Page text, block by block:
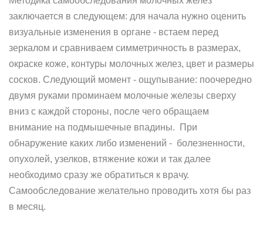
заключается в следующем: для начала нужно оценить
визуальные изменения в органе - встаем перед
зеркалом и сравниваем симметричность в размерах,
окраске коже, контуры молочных желез, цвет и размеры
сосков. Следующий момент - ощупывание: поочередно
двумя руками проминаем молочные железы сверху
вниз с каждой стороны, после чего обращаем
внимание на подмышечные впадины. При
обнаружение каких либо изменений - болезненности,
опухолей, узелков, втяжение кожи и так далее
необходимо сразу же обратиться к врачу.
Самообследование желательно проводить хотя бы раз
в месяц.